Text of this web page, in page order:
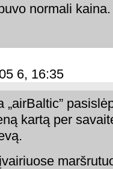
normali
6, 16:35
kartą per